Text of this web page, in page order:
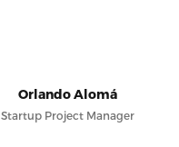
Orlando Alomá
Startup Project Manager